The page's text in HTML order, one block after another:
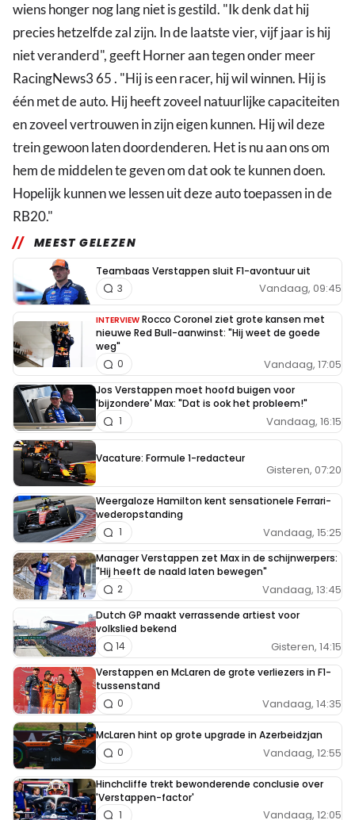
wiens honger nog lang niet is gestild. "Ik denk dat hij
precies hetzelfde zal zijn. In de laatste vier, vijf jaar is hij
niet veranderd", geeft Horner aan tegen onder meer
RacingNews3 65 . "Hij is een racer, hij wil winnen. Hij is
één met de auto. Hij heeft zoveel natuurlijke capaciteiten
en zoveel vertrouwen in zijn eigen kunnen. Hij wil deze
trein gewoon laten doordenderen. Het is nu aan ons om
hem de middelen te geven om dat ook te kunnen doen.
Hopelijk kunnen we lessen uit deze auto toepassen in de
RB20."
MEEST GELEZEN
Teambaas Verstappen sluit F1-avontuur uit
Vandaag, 09:45
3
INTERVIEW Rocco Coronel ziet grote kansen met
nieuwe Red Bull-aanwinst: "Hij weet de goede
weg"
Vandaag, 17:05
0
Jos Verstappen moet hoofd buigen voor
'bijzondere' Max: "Dat is ook het probleem!"
Vandaag, 16:15
1
Vacature: Formule 1-redacteur
Gisteren, 07:20
Weergaloze Hamilton kent sensationele Ferrari-
wederopstanding
Vandaag, 15:25
1
Manager Verstappen zet Max in de schijnwerpers:
"Hij heeft de naald laten bewegen"
Vandaag, 13:45
2
Dutch GP maakt verrassende artiest voor
volkslied bekend
Gisteren, 14:15
14
Verstappen en McLaren de grote verliezers in F1-
tussenstand
Vandaag, 14:35
0
McLaren hint op grote upgrade in Azerbeidzjan
Vandaag, 12:55
0
Hinchcliffe trekt bewonderende conclusie over
'Verstappen-factor'
Vandaag, 12:05
1